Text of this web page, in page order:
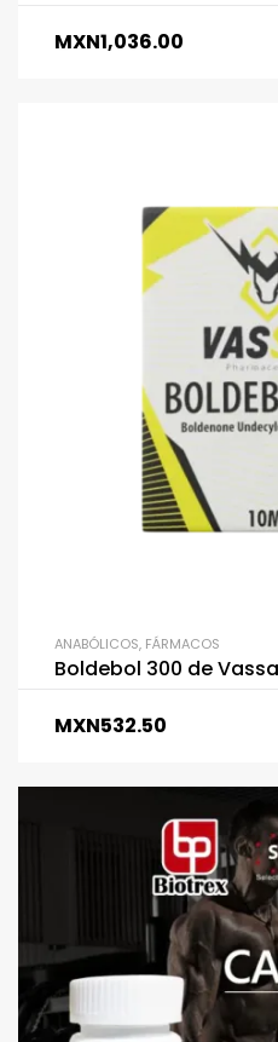
MXN1,036.00
ANABÓLICOS, FÁRMACOS
Boldebol 300 de
MXN532.50